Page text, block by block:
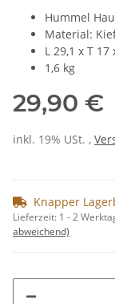
Hummel
Material:
L 29,1 x T 17
1,6 kg
29,90 €
inkl. 19% USt. ,
Knapper
Lieferzeit: 1 - 2
abweichend)